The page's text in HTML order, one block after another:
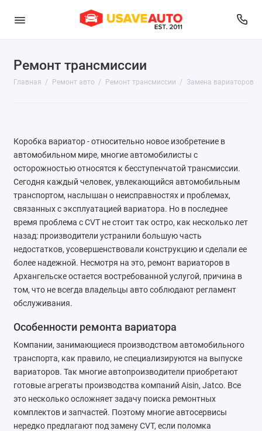
Ремонт трансмиссии
Главная Ремонт авто Ремонт трансмиссии Замена вариаторов
Диагностика
Ремонт двигателя
Ремонт и обслуживание топливной системы
Ремонт подвески
Ремонт рулевого управления
Ремонт системы охлаждения и отопления
Ремонт тормозной системы
Ремонт трансмиссии
Ремонт электрооборудования
Коробка вариатор - относительно новое изобретение в
автомобильном мире, многие автомобилисты с
осторожностью относятся к бесступенчатой трансмиссии.
Сегодня каждый человек, увлекающийся автомобильным
транспортом, наслышан о неисправностях и проблемах,
связанных с эксплуатацией вариатора. Но в последнее
время проблема с CVT не стоит так остро, как несколько лет
назад: производители устранили большую часть
недостатков, усовершенствовали конструкцию и сделали ее
более надежной. Несмотря на это, ремонт вариаторов в
Архангельске остается востребованной услугой, причина в
том, что не всегда владельцы авто соблюдают регламент
обслуживания.
Особенности ремонта вариатора
Компании, занимающиеся производством автомобильного
транспорта, как правило, не специализируются на выпуске
вариаторов. Так многие автопроизводители приобретают
готовые агрегаты производства компаний Aisin, Jatco. Все
это несколько осложняет задачу поиска ремонтных
комплектов и запчастей. Поэтому многие автосервисы
нередко предлагают под замену CVT, если поломка